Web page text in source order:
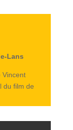
Lans
Vincent
du film de